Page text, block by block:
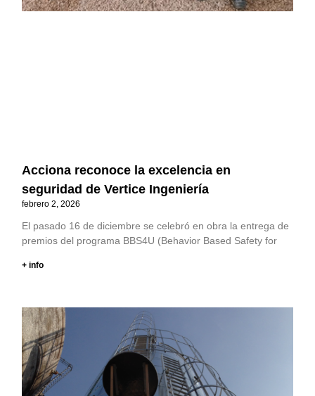
Acciona reconoce la excelencia en
seguridad de Vertice Ingeniería
febrero 2, 2026
El pasado 16 de diciembre se celebró en obra la entrega de
premios del programa BBS4U (Behavior Based Safety for
+ info